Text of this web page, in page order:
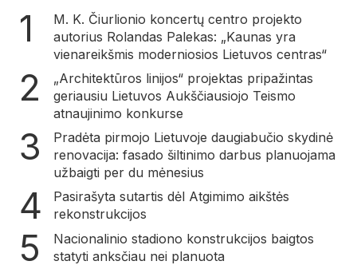
M. K. Čiurlionio koncertų centro projekto
autorius Rolandas Palekas: „Kaunas yra
vienareikšmis moderniosios Lietuvos centras“
„Architektūros linijos“ projektas pripažintas
geriausiu Lietuvos Aukščiausiojo Teismo
atnaujinimo konkurse
Pradėta pirmojo Lietuvoje daugiabučio skydinė
renovacija: fasado šiltinimo darbus planuojama
užbaigti per du mėnesius
Pasirašyta sutartis dėl Atgimimo aikštės
rekonstrukcijos
Nacionalinio stadiono konstrukcijos baigtos
statyti anksčiau nei planuota